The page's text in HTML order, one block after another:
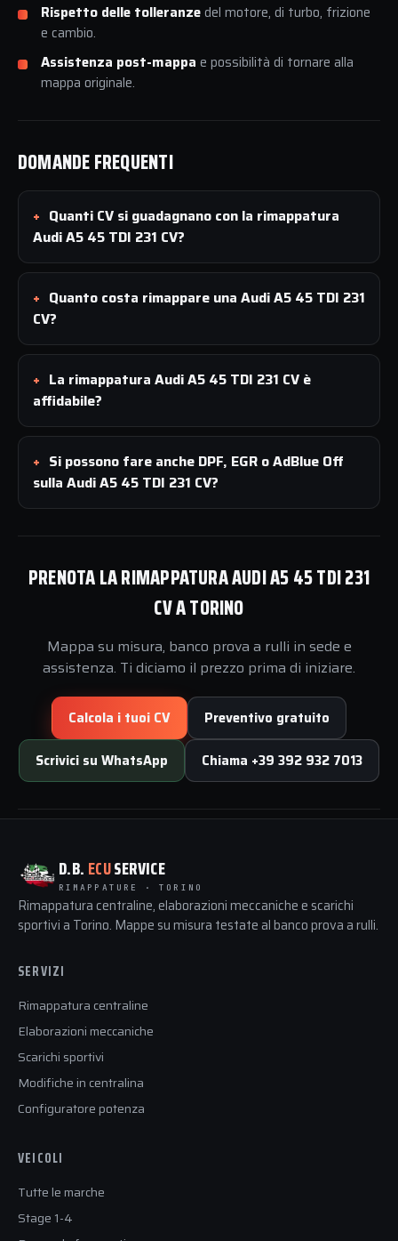
Rispetto delle tolleranzedel motore, di turbo, frizione
e cambio.
Assistenza post-mappa e possibilità di tornare alla
mappa originale.
DOMANDE FREQUENTI
Quanti CV si guadagnano con la rimappatura
Audi A5 45 TDI 231 CV?
Quanto costa rimappare una Audi A5 45 TDI 231
CV?
La rimappatura Audi A5 45 TDI 231 CV è
affidabile?
Si possono fare anche DPF, EGR o AdBlue Off
sulla Audi A5 45 TDI 231 CV?
PRENOTA LA RIMAPPATURA AUDI A5 45 TDI 231
CV A TORINO
Mappa su misura, banco prova a rulli in sede e
assistenza. Ti diciamo il prezzo prima di iniziare.
Calcola i tuoi CV Preventivo gratuito
Scrivici su WhatsApp Chiama +39 392 932 7013
D.B. ECUSERVICE
RIMAPPATURE · TORINO
Rimappatura centraline, elaborazioni meccaniche e scarichi
sportivi a Torino. Mappe su misura testate al banco prova a rulli.
SERVIZI
Rimappatura centraline
Elaborazioni meccaniche
Scarichi sportivi
Modifiche in centralina
Configuratore potenza
VEICOLI
Tutte le marche
Stage 1-4